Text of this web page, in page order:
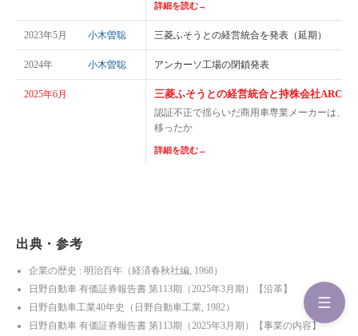
詳細を読む→
2023年5月 小木曽聡 三菱ふそうとの経営統合を発表（延期）
2024年 小木曽聡 アンカーソ工場の閉鎖発表
2025年6月 三菱ふそうとの経営統合と持株会社
認証不正で揺らいだ商用車専業メーカーは、
移ったか
詳細を読む→
出典・参考
企業の歴史 : 明治百年（経済春秋社編, 1968）
日野自動車 有価証券報告書 第113期（2025年3月期）【沿革】
日野自動車工業40年史（日野自動車工業, 1982）
日野自動車 有価証券報告書 第113期（2025年3月期）【事業の内容】